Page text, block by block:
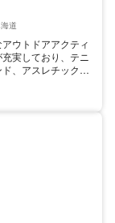
穏やかな気候で芝
びり過ごしたり、
セスも
山川駅」から徒歩
バンブーパーク
道
ウトドアアクティ
実しており、テニ
、アスレチック、
特な遊具がこども
。ロングスライダ